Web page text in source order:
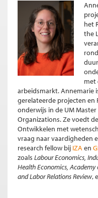
het
the
met
arbeidsmarkt. Annemarie
gerelateerde projecten en
onderwijs in de UM
Organizations. Ze voedt
Ontwikkelen met
vraag naar vaardigheden
research fellow bij IZA en
zoals Labour Economics,
Health Economics,
and Labor Relations Review,